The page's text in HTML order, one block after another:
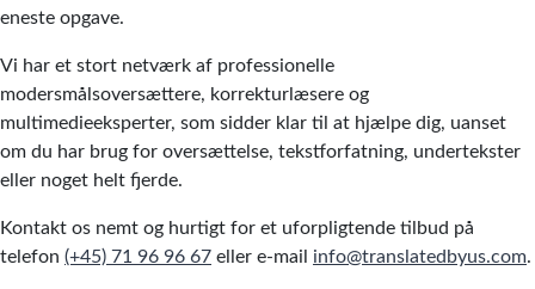
eneste opgave.
Vi har et stort netværk af professionelle
modersmålsoversættere, korrekturlæsere og
multimedieeksperter, som sidder klar til at hjælpe dig, uanset
om du har brug for oversættelse, tekstforfatning, undertekster
eller noget helt fjerde.
Kontakt os nemt og hurtigt for et uforpligtende tilbud på
telefon (+45) 71 96 96 67 eller e-mail info@translatedbyus.com.